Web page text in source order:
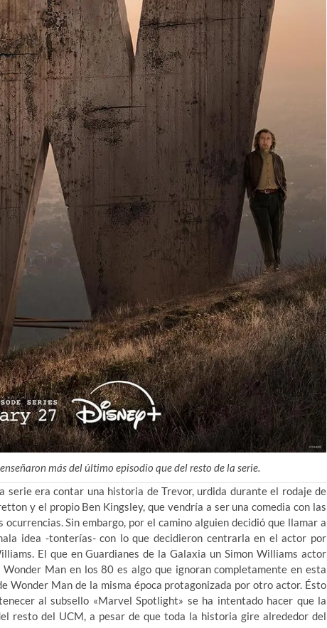
más del último episodio que del resto de la serie.
serie era contar una historia de Trevor, urdida durante el rodaje de
y el propio Ben Kingsley, que vendría a ser una comedia con las
Sin embargo, por el camino alguien decidió que llamar a
idea -tonterías- con lo que decidieron centrarla en el actor por
El que en Guardianes de la Galaxia un Simon Williams actor
Man en los 80 es algo que ignoran completamente en esta
Wonder Man de la misma época protagonizada por otro actor. Ésto
al subsello «Marvel Spotlight» se ha intentado hacer que la
resto del UCM, a pesar de que toda la historia gire alrededor del